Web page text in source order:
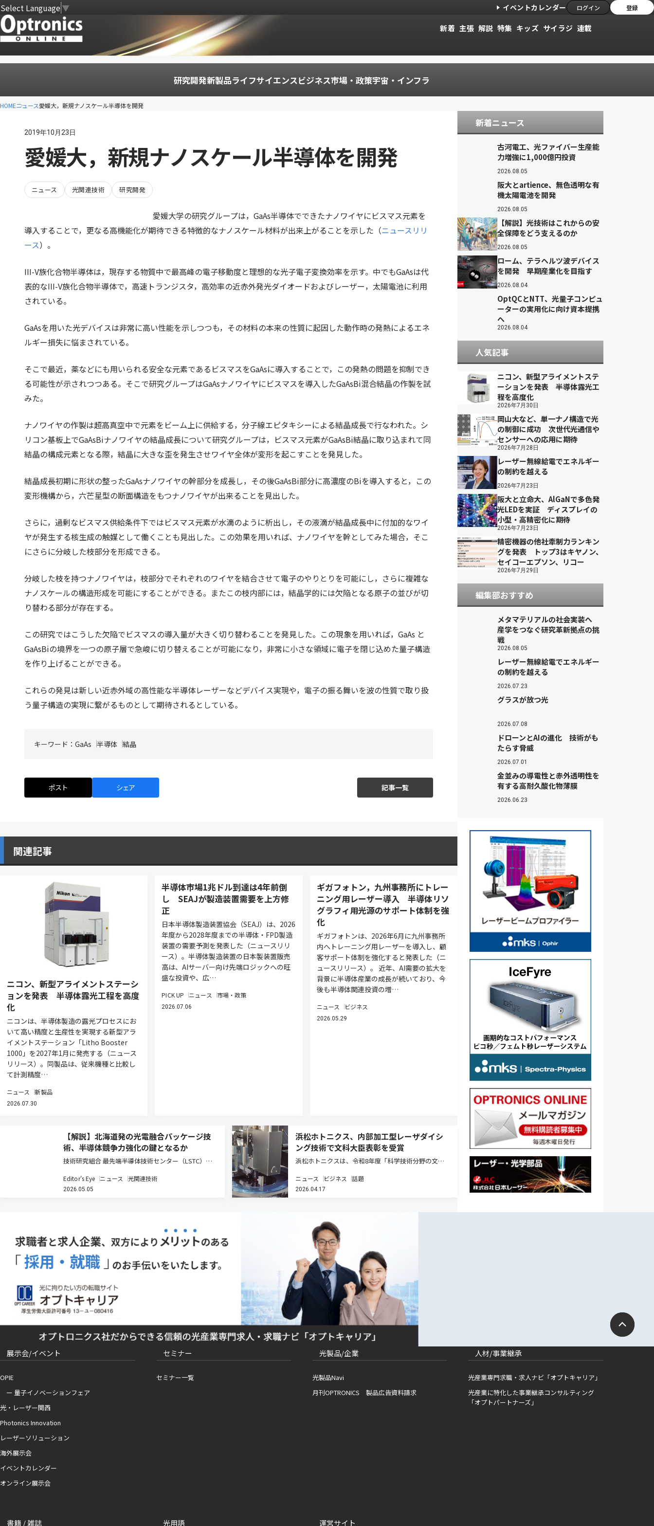
Select Language▼ イベントカレンダー ログイン 登録
新着 主張 解説 特集 キッズ サイラジ 連載
研究開発新製品ライフサイエンスビジネス市場・政策宇宙・インフラ
HOMEニュース愛媛大，新規ナノスケール半導体を開発
2019年10月23日
愛媛大，新規ナノスケール半導体を開発
ニュース 光関連技術 研究開発
愛媛大学の研究グループは，GaAs半導体でできたナノワイヤにビスマス元素を
導入することで，更なる高機能化が期待できる特徴的なナノスケール材料が出来上がることを示した（ニュースリリ
ース）。
III-V族化合物半導体は，現存する物質中で最高峰の電子移動度と理想的な光子電子変換効率を示す。中でもGaAsは代
表的なIII-V族化合物半導体で，高速トランジスタ，高効率の近赤外発光ダイオードおよびレーザー，太陽電池に利用
されている。
GaAsを用いた光デバイスは非常に高い性能を示しつつも，その材料の本来の性質に起因した動作時の発熱によるエネ
ルギー損失に悩まされている。
そこで最近，薬などにも用いられる安全な元素であるビスマスをGaAsに導入することで，この発熱の問題を抑制でき
る可能性が示されつつある。そこで研究グループはGaAsナノワイヤにビスマスを導入したGaAsBi混合結晶の作製を試
みた。
ナノワイヤの作製は超高真空中で元素をビーム上に供給する，分子線エピタキシーによる結晶成長で行なわれた。シ
リコン基板上でGaAsBiナノワイヤの結晶成長について研究グループは，ビスマス元素がGaAsBi結晶に取り込まれて同
結晶の構成元素となる際，結晶に大きな歪を発生させワイヤ全体が変形を起こすことを発見した。
結晶成長初期に形状の整ったGaAsナノワイヤの幹部分を成長し，その後GaAsBi部分に高濃度のBiを導入すると，この
変形機構から，六芒星型の断面構造をもつナノワイヤが出来ることを見出した。
さらに，過剰なビスマス供給条件下ではビスマス元素が水滴のように析出し，その液滴が結晶成長中に付加的なワイ
ヤが発生する核生成の触媒として働くことも見出した。この効果を用いれば、ナノワイヤを幹としてみた場合，そこ
にさらに分岐した枝部分を形成できる。
分岐した枝を持つナノワイヤは，枝部分でそれぞれのワイヤを結合させて電子のやりとりを可能にし，さらに複雑な
ナノスケールの構造形成を可能にすることができる。またこの枝内部には，結晶学的には欠陥となる原子の並びが切
り替わる部分が存在する。
この研究ではこうした欠陥でビスマスの導入量が大きく切り替わることを発見した。この現象を用いれば，GaAs と
GaAsBiの境界を一つの原子層で急峻に切り替えることが可能になり，非常に小さな領域に電子を閉じ込めた量子構造
を作り上げることができる。
これらの発見は新しい近赤外域の高性能な半導体レーザーなどデバイス実現や，電子の振る舞いを波の性質で取り扱
う量子構造の実現に繋がるものとして期待されるとしている。
キーワード： GaAs 半導体 結晶
ポスト シェア 記事一覧
関連記事
ニコン、新型アライメントステーシ
ョンを発表 半導体露光工程を高度
化
ニコンは、半導体製造の露光プロセスにお
いて高い精度と生産性を実現する新型アラ
イメントステーション「Litho Booster
1000」を2027年1月に発売する（ニュース
リリース）。同製品は、従来機種と比較し
て計測精度…
ニュース 新製品
2026.07.30
半導体市場1兆ドル到達は4年前倒
し SEAJが製造装置需要を上方修
正
日本半導体製造装置協会（SEAJ）は、2026
年度から2028年度までの半導体・FPD製造
装置の需要予測を発表した（ニュースリリ
ース）。半導体製造装置の日本製装置販売
高は、AIサーバー向け先端ロジックへの旺
盛な投資や、広…
PICK UP ニュース 市場・政策
2026.07.06
ギガフォトン，九州事務所にトレー
ニング用レーザー導入 半導体リソ
グラフィ用光源のサポート体制を強
化
ギガフォトンは、2026年6月に九州事務所
内へトレーニング用レーザーを導入し、顧
客サポート体制を強化すると発表した（ニ
ュースリリース）。 近年、AI需要の拡大を
背景に半導体産業の成長が続いており、今
後も半導体関連投資の増…
ニュース ビジネス
2026.05.29
【解説】北海道発の光電融合パッケージ技
術、半導体競争力強化の鍵となるか
技術研究組合 最先端半導体技術センター（LSTC）が
の半導体戦略において重要な転換点を示している。ポ
スト5G時代におけるデータ通信量の爆発的増大と電力
Editor's Eye ニュース 光関連技術
2026.05.05
浜松ホトニクス、内部加工型レーザダイシ
ング技術で文科大臣表彰を受賞
浜松ホトニクスは、令和8年度「科学技術分野の文部
「内部加工型レーザダイシング技術の開発」で受賞し
たと発表した（ニュースリリース）。 同表彰は、社会
ニュース ビジネス 話題
2026.04.17
新着ニュース
古河電工、光ファイバー生産能
力増強に1,000億円投資
2026.08.05
阪大とartience、無色透明な有
機太陽電池を開発
2026.08.05
【解説】光技術はこれからの安
全保障をどう支えるのか
2026.08.05
ローム、テラヘルツ波デバイス
を開発 早期産業化を目指す
2026.08.04
OptQCとNTT、光量子コンピュ
ーターの実用化に向け資本提携
へ
2026.08.04
人気記事
ニコン、新型アライメントステ
ーションを発表 半導体露光工
程を高度化
2026年7月30日
岡山大など、単一ナノ構造で光
の制御に成功 次世代光通信や
センサーへの応用に期待
2026年7月28日
レーザー無線給電でエネルギー
の制約を越える
2026年7月23日
阪大と立命大、AlGaNで多色発
光LEDを実証 ディスプレイの
小型・高精密化に期待
2026年7月23日
精密機器の他社牽制力ランキン
グを発表 トップ3はキヤノン、
セイコーエプソン、リコー
2026年7月29日
編集部おすすめ
メタマテリアルの社会実装へ
産学をつなぐ研究革新拠点の挑
戦
2026.08.05
レーザー無線給電でエネルギー
の制約を越える
2026.07.23
グラスが放つ光
2026.07.08
ドローンとAIの進化 技術がも
たらす脅威
2026.07.01
金並みの導電性と赤外透明性を
有する高耐久酸化物薄膜
2026.06.23
展示会/イベント
OPIE
ー 量子イノベーションフェア
光・レーザー関西
Photonics Innovation
レーザーソリューション
海外展示会
イベントカレンダー
オンライン展示会
セミナー
セミナー一覧
光製品/企業
光製品Navi
月刊OPTRONICS 製品広告資料請求
人材/事業継承
光産業専門求職・求人ナビ「オプトキャリア」
光産業に特化した事業継承コンサルティング
「オプトパートナーズ」
書籍 / 雑誌 光用語 運営サイト